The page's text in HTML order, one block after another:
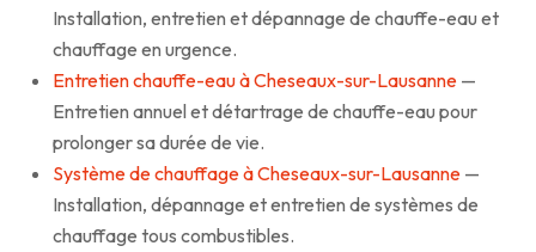
Installation, entretien et dépannage de chauffe-eau et
chauffage en urgence.
Entretien chauffe-eau à Cheseaux-sur-Lausanne —
Entretien annuel et détartrage de chauffe-eau pour
prolonger sa durée de vie.
Système de chauffage à Cheseaux-sur-Lausanne —
Installation, dépannage et entretien de systèmes de
chauffage tous combustibles.